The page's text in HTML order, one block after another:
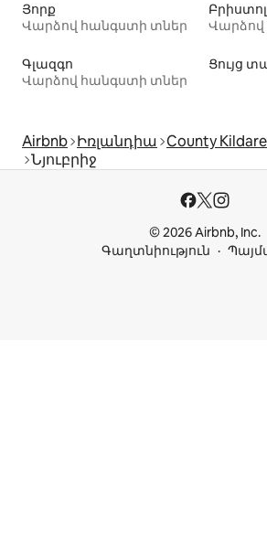
Յորք
Վարձով հանգստի տներ
Բրիստոլ
Գլազգո
Վարձով հանգստի տներ
Ցույց
Airbnb Իռլանդիա County Kildare
Նյուբրիջ
© 2026 Airbnb, Inc.
Գաղտնիություն